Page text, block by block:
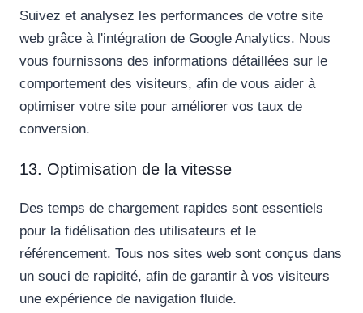
Suivez et analysez les performances de votre site
web grâce à l'intégration de Google Analytics. Nous
vous fournissons des informations détaillées sur le
comportement des visiteurs, afin de vous aider à
optimiser votre site pour améliorer vos taux de
conversion.
13. Optimisation de la vitesse
Des temps de chargement rapides sont essentiels
pour la fidélisation des utilisateurs et le
référencement. Tous nos sites web sont conçus dans
un souci de rapidité, afin de garantir à vos visiteurs
une expérience de navigation fluide.